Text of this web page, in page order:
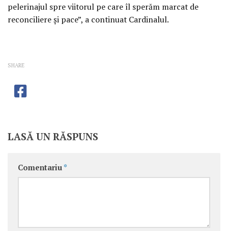
pelerinajul spre viitorul pe care îl sperăm marcat de
reconciliere şi pace”, a continuat Cardinalul.
SHARE
LASĂ UN RĂSPUNS
Comentariu *